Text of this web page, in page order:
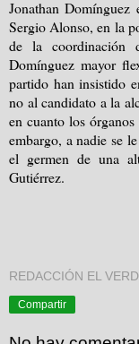
Jonathan Domínguez
Sergio Alonso, en la
de la coordinación
Domínguez mayor
partido han insistido
no al candidato a la
en cuanto los
embargo, a nadie se
el germen de una
Gutiérrez.
REDACCIÓN EL
Compartir